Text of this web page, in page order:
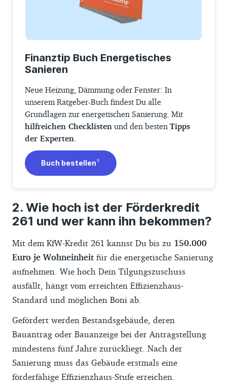
Wenn ein Programm verändert oder
eingestellt wird, für das Du bereits eine
Zusage erhalten hast, ändert sich für Dich
nichts. Du kannst es weiter zu den
vereinbarten Konditionen nutzen. Möchtest
Programm nutzen, kannst Du von Deinem
Antrag zurücktreten, solange die KfW noch
kein Geld ausgezahlt hat.
Beachte aber, dass Du nach dem Verzicht
eine Sperrfrist von sechs Monaten hast,
bevor Du einen neuen Antrag stellen
Du aber keine Sperrfrist.
Finanztip Buch Energetisches
Sanieren
Neue Heizung, Dämmung oder Fenster: In
unserem Ratgeber-Buch findest Du alle
Grundlagen zur energetischen Sanierung. Mit
hilfreichen Checklisten und den besten Tipps
der Experten.
Buch bestellen
Wie hoch ist der Förderkredit
261 und wer kann ihn bekommen?
Mit dem KfW-Kredit 261 kannst Du bis zu 150.000
Euro je Wohneinheit für die energetische Sanierung
aufnehmen. Wie hoch Dein Tilgungszuschuss
ausfällt, hängt vom erreichten Effizienzhaus-
Standard und möglichen Boni ab.
Gefördert werden Bestandsgebäude, deren
Bauantrag oder Bauanzeige bei der Antragstellung
mindestens fünf Jahre zurückliegt. Nach der
Sanierung muss das Gebäude erstmals eine
förderfähige Effizienzhaus-Stufe erreichen.